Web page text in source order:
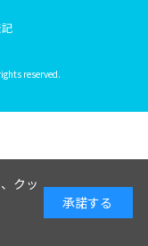
reserved.
クッ
承諾する